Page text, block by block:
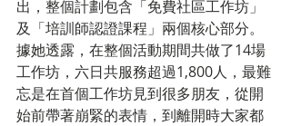
出，整個計劃包含「免費社區工作坊」
及「培訓師認證課程」兩個核心部分。
據她透露，在整個活動期間共做了14場
工作坊，六日共服務超過1,800人，最難
忘是在首個工作坊見到很多朋友，從開
始前帶著崩緊的表情，到離開時大家都